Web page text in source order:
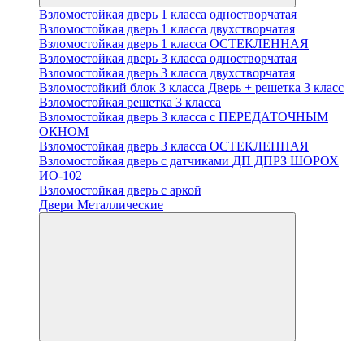
Взломостойкая дверь 1 класса одностворчатая
Взломостойкая дверь 1 класса двухстворчатая
Взломостойкая дверь 1 класса ОСТЕКЛЕННАЯ
Взломостойкая дверь 3 класса одностворчатая
Взломостойкая дверь 3 класса двухстворчатая
Взломостойкий блок 3 класса Дверь + решетка 3 класс
Взломостойкая решетка 3 класса
Взломостойкая дверь 3 класса с ПЕРЕДАТОЧНЫМ
ОКНОМ
Взломостойкая дверь 3 класса ОСТЕКЛЕННАЯ
Взломостойкая дверь с датчиками ДП ДПРЗ ШОРОХ
ИО-102
Взломостойкая дверь с аркой
Двери Металлические